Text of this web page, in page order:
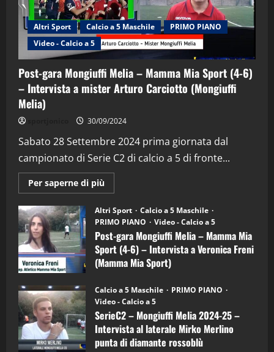
Altri Sport Calcio a 5 Maschile
PRIMO PIANO
Video - Calcio a 5
Post-gara Mongiuffi Melia – Mamma Mia Sport (4-6)
– Intervista a mister Arturo Carciotto (Mongiuffi
Melia)
30/09/2024
Sabato 28 Settembre 2024 prima giornata dal
campionato di Serie C2 di calcio a 5 di fronte...
Per saperne di più
informazioni
Post-
gara
Mongiuffi
Melia
–
Mamma
Mia
Sport
6)
–
Intervista
a
mister
Arturo
Carciotto
(Mongiuffi
Altri Sport
Calcio a 5 Maschile
PRIMO PIANO
Video - Calcio a 5
Post-gara Mongiuffi Melia – Mamma Mia
Sport (4-6) – Intervista a Veronica Freni
(Mamma Mia Sport)
Calcio a 5 Maschile
PRIMO PIANO
Video - Calcio a 5
SerieC2 – Mongiuffi Melia 2024-25 –
Intervista al laterale Mirko Merlino
punta di diamante rossoblù
2
“SportEmpire” in Podcast: 29^ Puntata
(Martedi 28 Aprile 2026)
28/04/2026
3
"SportEmpire" in Podcast
“SportEmpire” in Podcast: 28^ Puntata
(Martedi 21 Aprile 2026)
21/04/2026
4
“SportEmpire” in Podcast: 27^ Puntata
(Martedi 14 Aprile 2026)
15/04/2026